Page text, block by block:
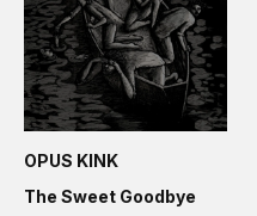
OPUS KINK
The Sweet Goodbye